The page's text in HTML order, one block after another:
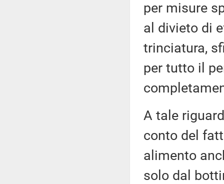
per misure
al divieto di
trinciatura,
per tutto il
A tale
conto del
alimento
solo dal